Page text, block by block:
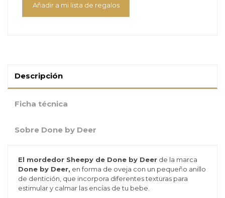
Añadir a mi lista de regalos
Descripción
Ficha técnica
Sobre Done by Deer
El mordedor Sheepy de Done by Deerde la marca
Done by Deer, en forma de oveja con un pequeño anillo
de dentición, que incorpora diferentes texturas para
estimular y calmar las encías de tu bebe.